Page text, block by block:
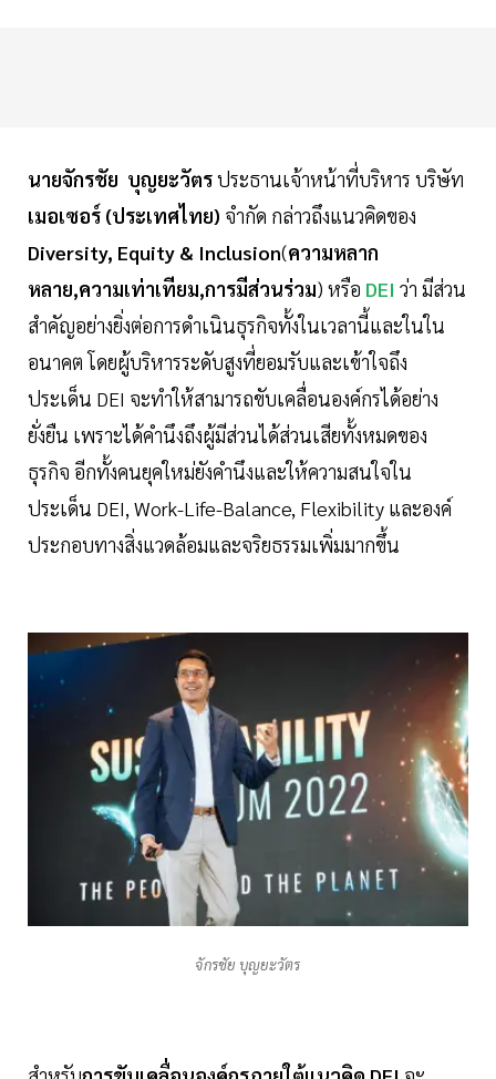
นายจักรชัย บุญยะวัตรประธานเจ้าหน้าที่บริหาร บริษัท
เมอเซอร์ (ประเทศไทย) จำกัด กล่าวถึงแนวคิดของ
Diversity, Equity & Inclusion(ความหลาก
หลาย,ความเท่าเทียม,การมีส่วนร่วม) หรือ DEI ว่า มีส่วน
สำคัญอย่างยิ่งต่อการดำเนินธุรกิจทั้งในเวลานี้และในใน
อนาคต โดยผู้บริหารระดับสูงที่ยอมรับและเข้าใจถึง
ประเด็น DEI จะทำให้สามารถขับเคลื่อนองค์กรได้อย่าง
ยั่งยืน เพราะได้คำนึงถึงผู้มีส่วนได้ส่วนเสียทั้งหมดของ
ธุรกิจ อีกทั้งคนยุคใหม่ยังคำนึงและให้ความสนใจใน
ประเด็น DEI, Work-Life-Balance, Flexibility และองค์
ประกอบทางสิ่งแวดล้อมและจริยธรรมเพิ่มมากขึ้น
จักรชัย บุญยะวัตร